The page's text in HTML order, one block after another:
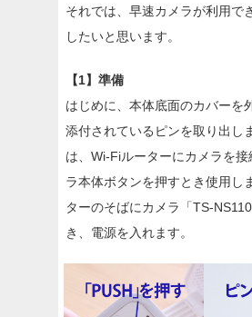
それでは、早速カメラが利用で
したいと思います。
【1】準備
はじめに、本体底面のカバーを
添付されているピンを取り出し
は、Wi-Fiルーターにカメラを接
ラ本体ボタンを押すとき使用し
ターのそばにカメラ「TS-
き、電源を入れます。